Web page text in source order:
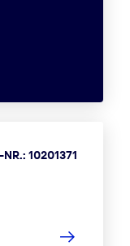
10201371